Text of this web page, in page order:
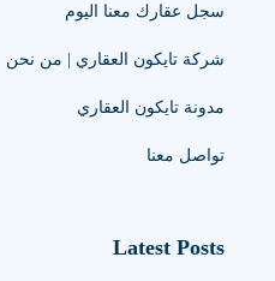
سجل عقارك معنا اليوم
شركة تايكون العقاري | من نحن
مدونة تايكون العقاري
تواصل معنا
Latest Posts